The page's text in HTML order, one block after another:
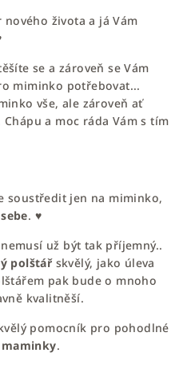
nového života a já Vám
se a zároveň se Vám
miminko potřebovat...
vše, ale zároveň ať
a moc ráda Vám s tím
soustředit jen na miminko,
. ♥
už být tak příjemný..
polštářskvělý, jako úleva
pak bude o mnoho
kvalitněší.
pomocník pro pohodlné
.